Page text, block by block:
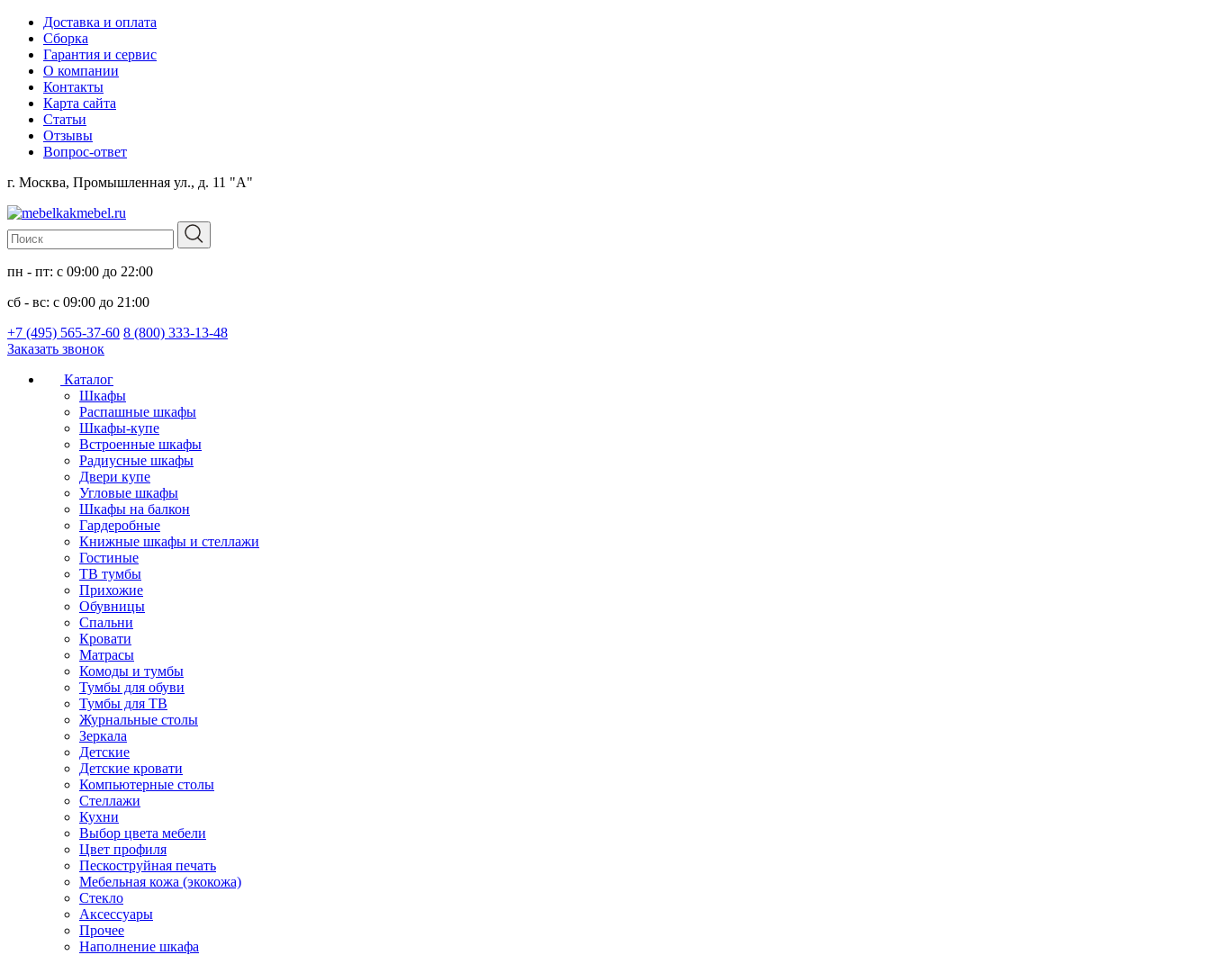
Доставка и оплата
Сборка
Гарантия и сервис
О компании
Контакты
Карта сайта
Статьи
Отзывы
Вопрос-ответ
г. Москва, Промышленная ул., д. 11 "А"
пн - пт: с 09:00 до 22:00
сб - вс: с 09:00 до 21:00
+7 (495) 565-37-60 8 (800) 333-13-48
Заказать звонок
Каталог
Шкафы
Распашные шкафы
Шкафы-купе
Встроенные шкафы
Радиусные шкафы
Двери купе
Угловые шкафы
Шкафы на балкон
Гардеробные
Книжные шкафы и стеллажи
Гостиные
ТВ тумбы
Прихожие
Обувницы
Спальни
Кровати
Матрасы
Комоды и тумбы
Тумбы для обуви
Тумбы для ТВ
Журнальные столы
Зеркала
Детские
Детские кровати
Компьютерные столы
Стеллажи
Кухни
Выбор цвета мебели
Цвет профиля
Пескоструйная печать
Мебельная кожа (экокожа)
Стекло
Аксессуары
Прочее
Наполнение шкафа